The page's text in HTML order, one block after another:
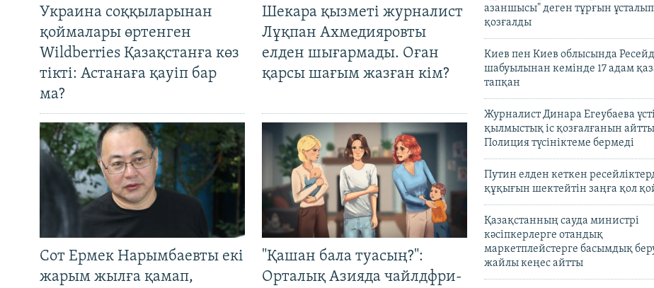
Украина соққыларынан
қоймалары өртенген
Wildberries Қазақстанға көз
тікті: Астанаға қауіп бар
ма?
Шекара қызметі журналист
Лұқпан Ахмедияровты
елден шығармады. Оған
қарсы шағым жазған кім?
Сот Ермек Нарымбаевты екі
жарым жылға қамап,
"Қашан бала туасың?":
Орталық Азияда чайлдфри-
азаншысы" деген тұрғын
қозғалды
Киев пен Киев облысында
шабуылынан кемінде 17 адам
тапқан
Журналист Динара Егеубаева
қылмыстық іс қозғалғанын
Полиция түсініктеме бермеді
Путин елден кеткен
құқығын шектейтін заңға қол
Қазақстанның сауда министрі
кәсіпкерлерге отандық
маркетплейстерге басымдық
жайлы кеңес айтты